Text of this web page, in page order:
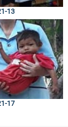
13
17